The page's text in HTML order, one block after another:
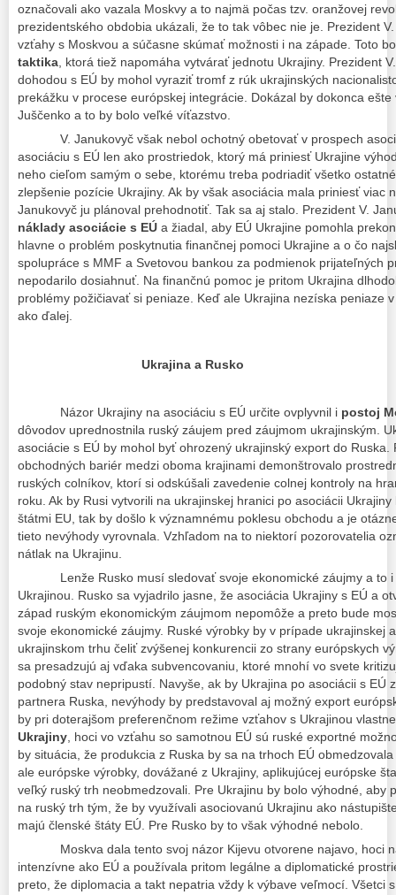
označovali ako vazala Moskvy a to najmä počas tzv. oranžovej
prezidentského obdobia ukázali, že to tak vôbec nie je. Prezident
vzťahy s Moskvou a súčasne skúmať možnosti i na západe. Toto
taktika, ktorá tiež napomáha vytvárať jednotu Ukrajiny. Prezident
dohodou s EÚ by mohol vyraziť tromf z rúk ukrajinských
prekážku v procese európskej integrácie. Dokázal by dokonca
Juščenko a to by bolo veľké víťazstvo.
V. Janukovyč však nebol ochotný obetovať v prospech
asociáciu s EÚ len ako prostriedok, ktorý má priniesť Ukrajine
neho cieľom samým o sebe, ktorému treba podriadiť všetko
zlepšenie pozície Ukrajiny. Ak by však asociácia mala priniesť viac
Janukovyč ju plánoval prehodnotiť. Tak sa aj stalo. Prezident V.
náklady asociácie s EÚ a žiadal, aby EÚ Ukrajine pomohla
hlavne o problém poskytnutia finančnej pomoci Ukrajine a o čo
spolupráce s MMF a Svetovou bankou za podmienok prijateľných
nepodarilo dosiahnuť. Na finančnú pomoc je pritom Ukrajina
problémy požičiavať si peniaze. Keď ale Ukrajina nezíska peniaze
ako ďalej.
Ukrajina a Rusko
Názor Ukrajiny na asociáciu s EÚ určite ovplyvnil i postoj
dôvodov uprednostnila ruský záujem pred záujmom ukrajinským.
asociácie s EÚ by mohol byť ohrozený ukrajinský export do Ruska.
obchodných bariér medzi oboma krajinami demonštrovalo
ruských colníkov, ktorí si odskúšali zavedenie colnej kontroly na
roku. Ak by Rusi vytvorili na ukrajinskej hranici po asociácii
štátmi EU, tak by došlo k významnému poklesu obchodu a je
tieto nevýhody vyrovnala. Vzhľadom na to niektorí pozorovatelia
nátlak na Ukrajinu.
Lenže Rusko musí sledovať svoje ekonomické záujmy a to i
Ukrajinou. Rusko sa vyjadrilo jasne, že asociácia Ukrajiny s EÚ a
západ ruským ekonomickým záujmom nepomôže a preto bude
svoje ekonomické záujmy. Ruské výrobky by v prípade ukrajinskej
ukrajinskom trhu čeliť zvýšenej konkurencii zo strany európskych
sa presadzujú aj vďaka subvencovaniu, ktoré mnohí vo svete
podobný stav nepripustí. Navyše, ak by Ukrajina po asociácii s EÚ
partnera Ruska, nevýhody by predstavoval aj možný export
by pri doterajšom preferenčnom režime vzťahov s Ukrajinou
Ukrajiny , hoci vo vzťahu so samotnou EÚ sú ruské exportné
by situácia, že produkcia z Ruska by sa na trhoch EÚ
ale európske výrobky, dovážané z Ukrajiny, aplikujúcej európske
veľký ruský trh neobmedzovali. Pre Ukrajinu by bolo výhodné, aby
na ruský trh tým, že by využívali asociovanú Ukrajinu ako
majú členské štáty EÚ. Pre Rusko by to však výhodné nebolo.
Moskva dala tento svoj názor Kijevu otvorene najavo, hoci
intenzívne ako EÚ a používala pritom legálne a diplomatické
preto, že diplomacia a takt nepatria vždy k výbave veľmocí. Všetci